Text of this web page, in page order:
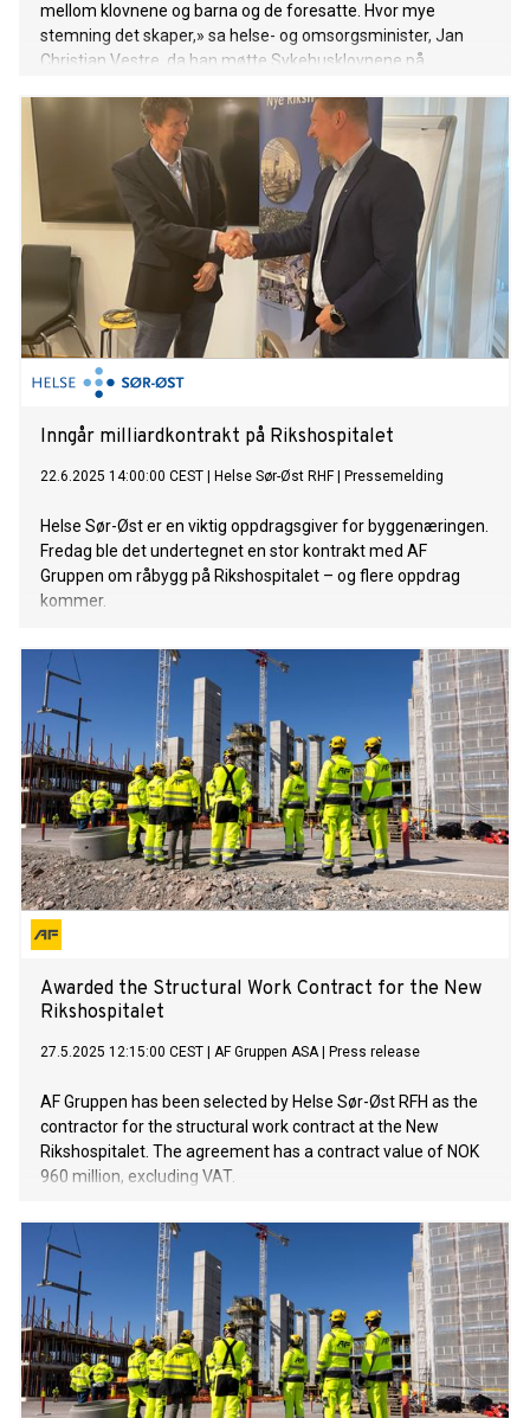
mellom klovnene og barna og de foresatte. Hvor mye
stemning det skaper,» sa helse- og omsorgsminister, Jan
Christian Vestre, da han møtte Sykehusklovnene på
Inngår milliardkontrakt på Rikshospitalet
22.6.2025 14:00:00 CEST Helse Sør-Øst RHF| Pressemelding
Helse Sør-Øst er en viktig oppdragsgiver for byggenæringen.
Fredag ble det undertegnet en stor kontrakt med AF
Gruppen om råbygg på Rikshospitalet – og flere oppdrag
kommer.
Awarded the Structural Work Contract for the New
Rikshospitalet
27.5.2025 12:15:00 CEST AF Gruppen ASA| Press release
AF Gruppen has been selected by Helse Sør-Øst RFH as the
contractor for the structural work contract at the New
Rikshospitalet. The agreement has a contract value of NOK
960 million, excluding VAT.